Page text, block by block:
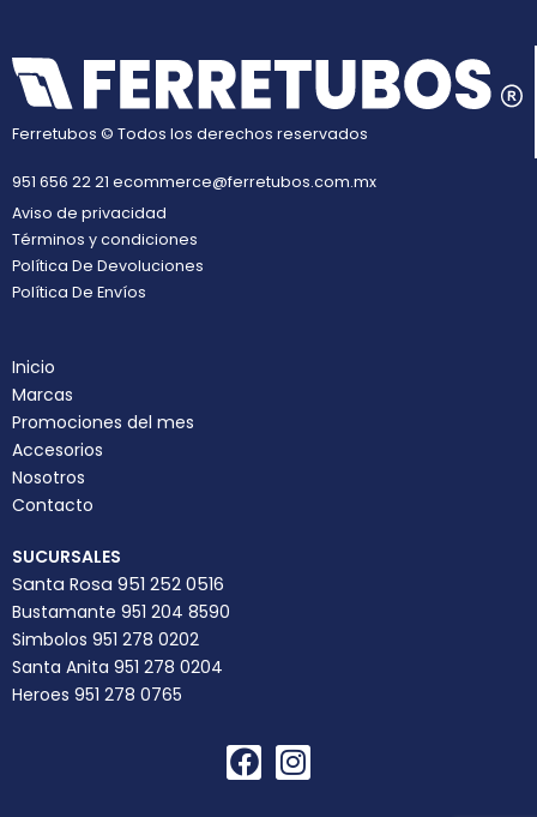
Ferretubos © Todos los derechos reservados
951 656 22 21 ecommerce@ferretubos.com.mx
Aviso de privacidad
Términos y condiciones
Política De Devoluciones
Política De Envíos
Inicio
Marcas
Promociones del mes
Accesorios
Nosotros
Contacto
SUCURSALES
Santa Rosa 951 252 0516
Bustamante 951 204 8590
Simbolos 951 278 0202
Santa Anita 951 278 0204
Heroes 951 278 0765